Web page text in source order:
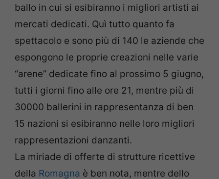
ballo in cui si esibiranno i migliori artisti ai
mercati dedicati. Quì tutto quanto fa
spettacolo e sono più di 140 le aziende che
espongono le proprie creazioni nelle varie
“arene” dedicate fino al prossimo 5 giugno,
tutti i giorni fino alle ore 21, mentre più di
30000 ballerini in rappresentanza di ben
15 nazioni si esibiranno nelle loro migliori
rappresentazioni danzanti.
La miriade di offerte di strutture ricettive
della Romagna è ben nota, mentre dello